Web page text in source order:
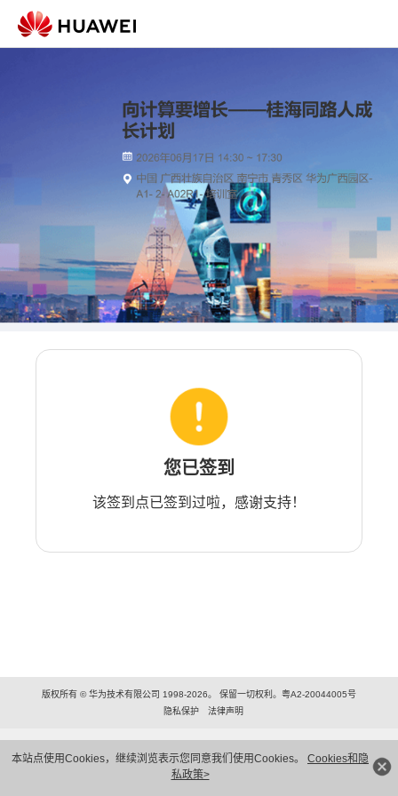
本站点使用Cookies，继续浏览表示您同意我们使用Cookies。 Cookies和隐
私政策>
您已签到
该签到点已签到过啦，感谢支持！
版权所有 © 华为技术有限公司 1998-2026。 保留一切权利。粤A2-20044005号
隐私保护
法律声明